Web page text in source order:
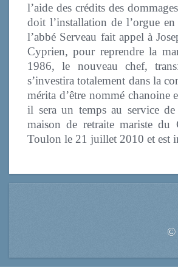
l’aide des crédits des
doit l’installation de l’orgue
l’abbé Serveau fait appel à
Cyprien, pour reprendre la
1986, le nouveau chef,
s’investira totalement dans la
mérita d’être nommé
il sera un temps au service de
maison de retraite mariste
Toulon le 21 juillet 2010 et est
©